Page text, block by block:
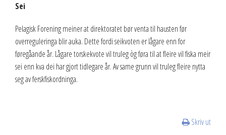
Sei
Pelagisk Forening meiner at direktoratet bør venta til hausten før
overreguleringa blir auka. Dette fordi seikvoten er lågare enn for
føregåande år. Lågare torskekvote vil truleg òg føra til at fleire vil fiska meir
sei enn kva dei har gjort tidlegare år. Av same grunn vil truleg fleire nytta
seg av ferskfiskordninga.
Skriv ut